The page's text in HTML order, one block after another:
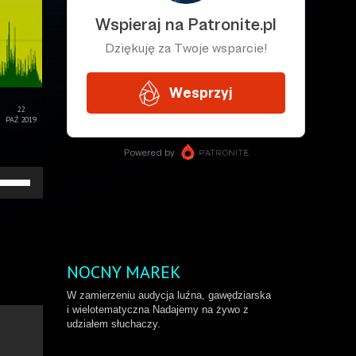
22
PAŹ 2019
NOCNY MAREK
W zamierzeniu audycja luźna, gawędziarska
i wielotematyczna Nadajemy na żywo z
udziałem słuchaczy.